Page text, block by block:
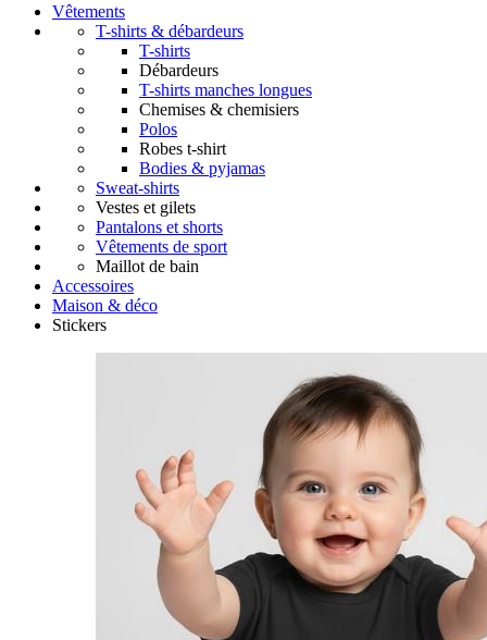
Vêtements
T-shirts & débardeurs
T-shirts
Débardeurs
T-shirts manches longues
Chemises & chemisiers
Polos
Robes t-shirt
Bodies & pyjamas
Sweat-shirts
Vestes et gilets
Pantalons et shorts
Vêtements de sport
Maillot de bain
Accessoires
Maison & déco
Stickers